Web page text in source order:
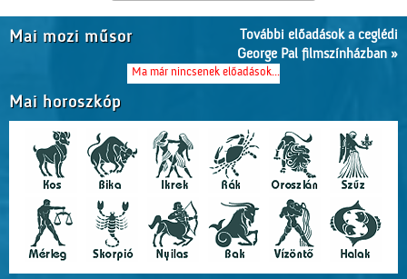
Mai mozi műsor
További előadások a ceglédi
George Pal filmszínházban »
Ma már nincsenek előadások...
Mai horoszkóp